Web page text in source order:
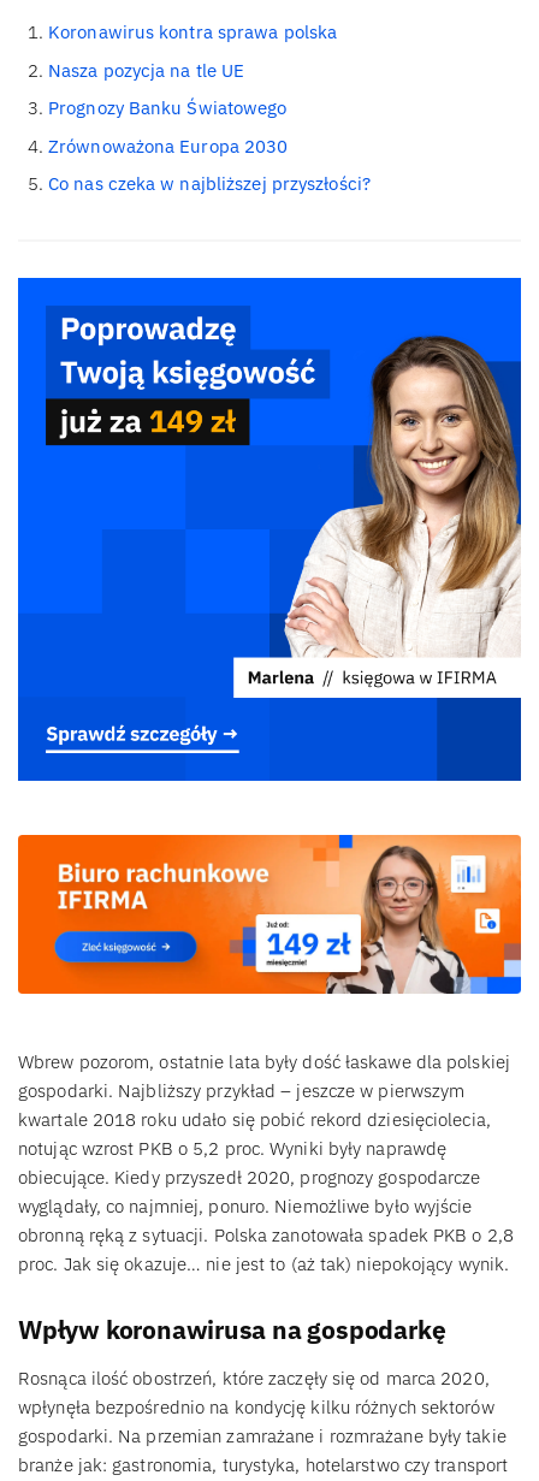
Koronawirus kontra sprawa polska
Nasza pozycja na tle UE
Prognozy Banku Światowego
Zrównoważona Europa 2030
Co nas czeka w najbliższej przyszłości?
Wbrew pozorom, ostatnie lata były dość łaskawe dla polskiej
gospodarki. Najbliższy przykład – jeszcze w pierwszym
kwartale 2018 roku udało się pobić rekord dziesięciolecia,
notując wzrost PKB o 5,2 proc. Wyniki były naprawdę
obiecujące. Kiedy przyszedł 2020, prognozy gospodarcze
wyglądały, co najmniej, ponuro. Niemożliwe było wyjście
obronną ręką z sytuacji. Polska zanotowała spadek PKB o 2,8
proc. Jak się okazuje… nie jest to (aż tak) niepokojący wynik.
Wpływ koronawirusa na gospodarkę
Rosnąca ilość obostrzeń, które zaczęły się od marca 2020,
wpłynęła bezpośrednio na kondycję kilku różnych sektorów
gospodarki. Na przemian zamrażane i rozmrażane były takie
branże jak: gastronomia, turystyka, hotelarstwo czy transport